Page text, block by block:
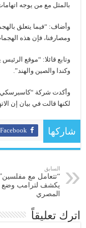
بالمثل مع من يوجه
وأضاف: “فيما يتعلق
ومصارفنا، فإن هذه
وتابع قائلا: “موقع
وكندا والصين والهند”.
وأكدت شركة “كاسبرسكي
لكنها قالت في بيان إن
شاركها Facebook
السابق
“تتعامل مع
يكشف لترامب وضع
المصري
اترك تعليقاً